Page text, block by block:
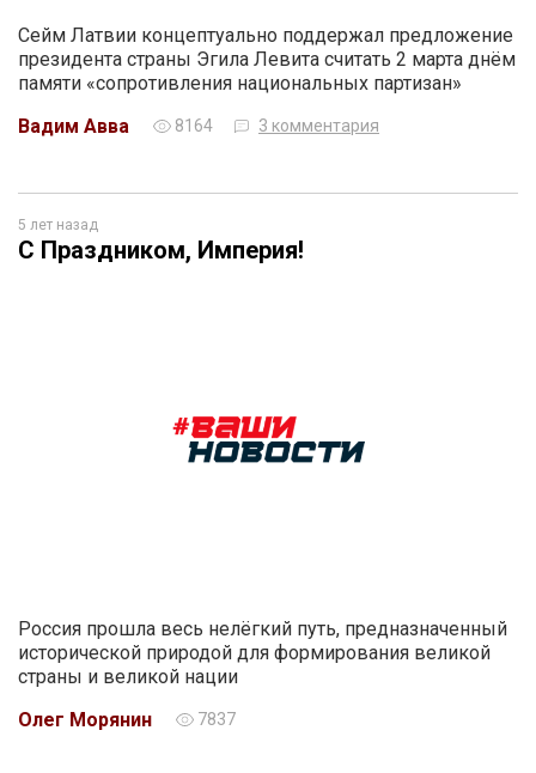
Сейм Латвии концептуально поддержал предложение
президента страны Эгила Левита считать 2 марта днём
памяти «сопротивления национальных партизан»
Вадим Авва
8164 3 комментария
5 лет назад
С Праздником, Империя!
Россия прошла весь нелёгкий путь, предназначенный
исторической природой для формирования великой
страны и великой нации
Олег Морянин
7837